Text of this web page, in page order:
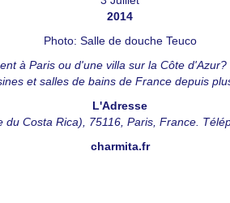
2014
Photo: Salle de douche Teuco
à Paris ou d'une villa sur la Côte
et salles de bains de France depuis
L'Adresse
du Costa Rica), 75116, Paris, France.
charmita.fr